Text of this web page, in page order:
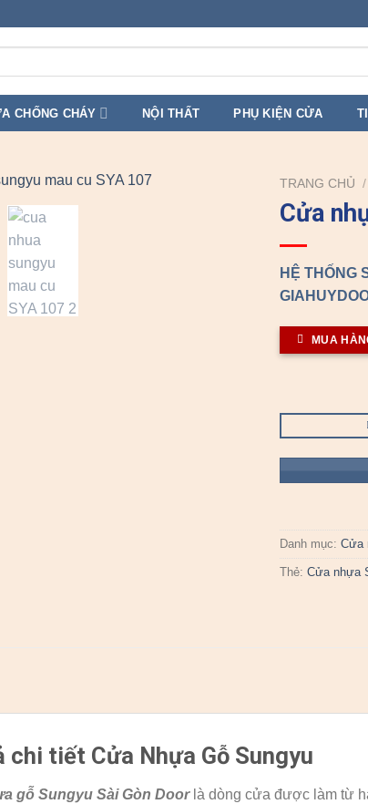
CHỐNG CHÁY NỘI THẤT PHỤ KIỆN CỬA
TRANG CHỦ /
Cửa
HỆ THỐNG
MUA
Danh mục:Cửa
Thẻ:Cửa nhựa
chi tiết Cửa Nhựa Gỗ Sungyu
gỗ Sungyu Sài Gòn Doorlà dòng cửa được làm từ